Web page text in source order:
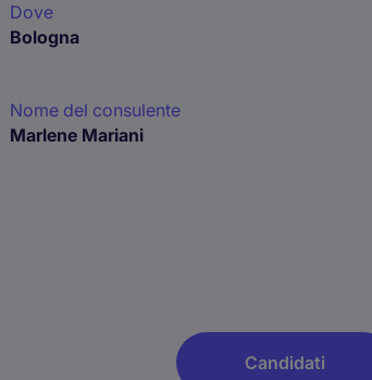
Dove
Bologna
Nome del consulente
Marlene Mariani
Candidati